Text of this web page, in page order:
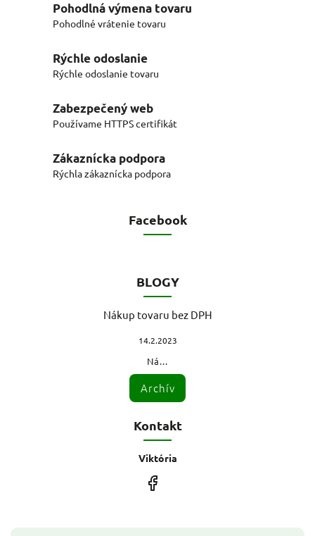
Pohodlná výmena tovaru
Pohodlné vrátenie tovaru
Rýchle odoslanie
Rýchle odoslanie tovaru
Zabezpečený web
Používame HTTPS certifikát
Zákaznícka podpora
Rýchla zákaznícka podpora
Facebook
BLOGY
Nákup tovaru bez DPH
14.2.2023
Ná...
Archív
Kontakt
Viktória